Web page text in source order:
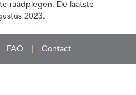
raadplegen. De laatste
2023.
FAQ Contact